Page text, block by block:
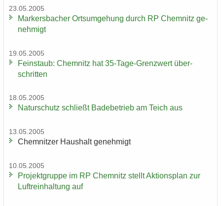
23.05.2005
Mar­kers­ba­cher Orts­um­ge­hung durch RP Chem­nitz ge­
neh­migt
19.05.2005
Fein­staub: Chem­nitz hat 35-​Tage-Grenzwert über­
schrit­ten
18.05.2005
Na­tur­schutz schließt Ba­de­be­trieb am Teich aus
13.05.2005
Chem­nit­zer Haus­halt ge­neh­migt
10.05.2005
Pro­jekt­grup­pe im RP Chem­nitz stellt Ak­ti­ons­plan zur
Luft­rein­hal­tung auf